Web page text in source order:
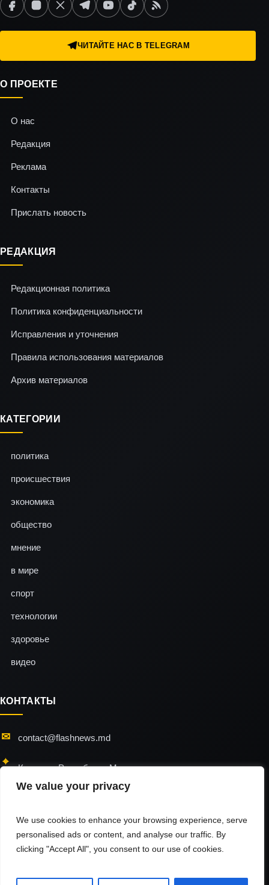
We value your privacy
We use cookies to enhance your browsing experience, serve
personalised ads or content, and analyse our traffic. By
clicking "Accept All", you consent to our use of cookies.
ЧИТАЙТЕ НАС В TELEGRAM
О ПРОЕКТЕ
О нас
Редакция
Реклама
Контакты
Прислать новость
РЕДАКЦИЯ
Редакционная политика
Политика конфиденциальности
Исправления и уточнения
Правила использования материалов
Архив материалов
КАТЕГОРИИ
политика
происшествия
экономика
общество
мнение
в мире
спорт
технологии
здоровье
видео
КОНТАКТЫ
contact@flashnews.md
Кишинэу, Республика Молдова
flashnews © 2026 / All Rights Reserved
гиперссылки на источник.